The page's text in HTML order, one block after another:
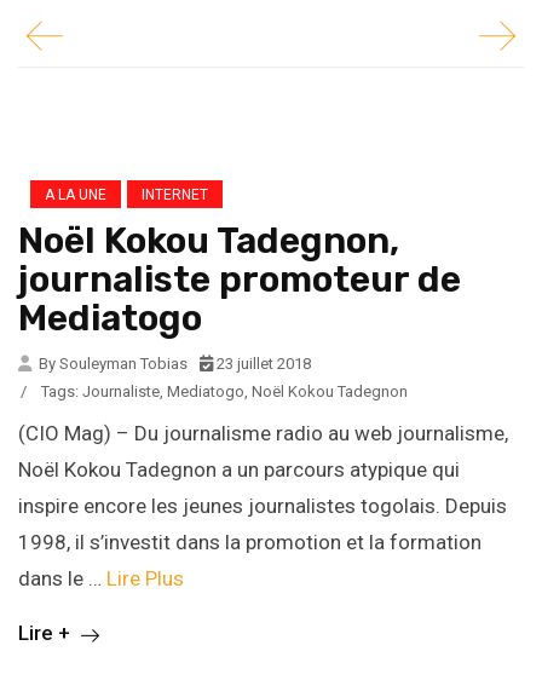
A LA UNE INTERNET
Noël Kokou Tadegnon,
journaliste promoteur de
Mediatogo
By Souleyman Tobias
23 juillet 2018
/
Tags: Journaliste, Mediatogo, Noël Kokou Tadegnon
(CIO Mag) – Du journalisme radio au web journalisme,
Noël Kokou Tadegnon a un parcours atypique qui
inspire encore les jeunes journalistes togolais. Depuis
1998, il s’investit dans la promotion et la formation
dans le … Lire Plus
Lire +